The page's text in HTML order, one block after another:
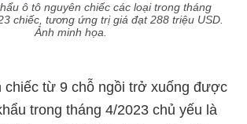
ô tô nguyên chiếc các loại trong tháng
chiếc, tương ứng trị giá đạt 288 triệu USD.
Ảnh minh họa.
chiếc từ 9 chỗ ngồi trở xuống được
trong tháng 4/2023 chủ yếu là